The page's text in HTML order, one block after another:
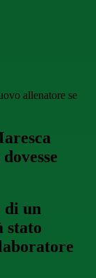
allenatore se
di un
stato